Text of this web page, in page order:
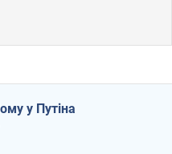
у Путіна